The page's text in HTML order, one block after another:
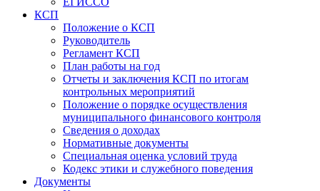
КСП
Положение о КСП
Руководитель
Регламент КСП
План работы на год
Отчеты и заключения КСП по итогам
контрольных мероприятий
Положение о порядке осуществления
муниципального финансового контроля
Сведения о доходах
Нормативные документы
Специальная оценка условий труда
Кодекс этики и служебного поведения
Документы